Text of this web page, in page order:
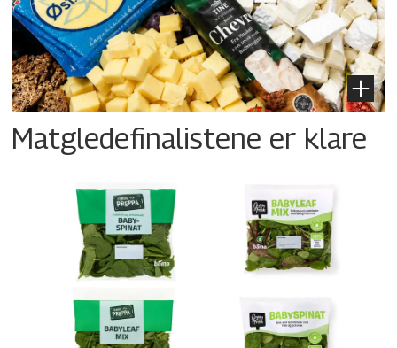
Matgledefinalistene er klare